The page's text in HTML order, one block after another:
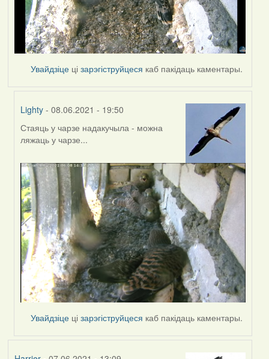
Увайдзіце цізарэгіструйцеся каб пакідаць каментары.
Lighty - 08.06.2021 - 19:50
In
reply
by
Estydaven
Стаяць у чарзе надакучыла - можна
ляжаць у чарзе...
Увайдзіце цізарэгіструйцеся каб пакідаць каментары.